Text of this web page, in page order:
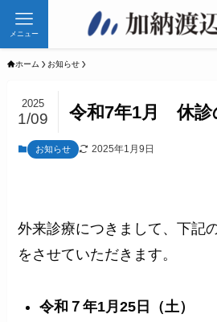
メニュー
ホーム お知らせ
令和7年1月 休診
2025
1/09
お知らせ 2025年1月9日
外来診療につきまして、下記
をさせていただきます。
令和７年1月25日（土）